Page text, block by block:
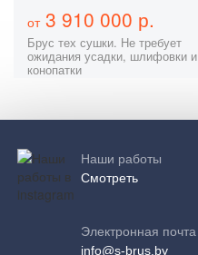
от3 910 000 р.
Брус тех сушки. Не требует
ожидания усадки, шлифовки и
конопатки
Наши работы
Смотреть
Электронная почта
info@s-brus.by